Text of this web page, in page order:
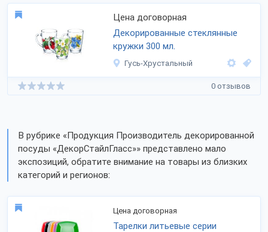
Цена договорная
Декорированные стеклянные
кружки 300 мл.
Гусь-Хрустальный
0 отзывов
В рубрике «Продукция Производитель декорированной
посуды «ДекорСтайлГласс»» представлено мало
экспозиций, обратите внимание на товары из близких
категорий и регионов:
Цена договорная
Тарелки литьевые серии